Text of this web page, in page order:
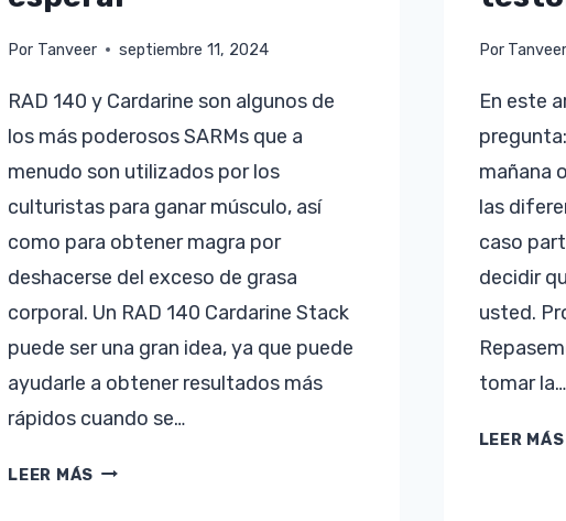
Por Tanveer septiembre 11, 2024
RAD 140 y Cardarine son algunos de
los más poderosos SARMs que a
menudo son utilizados por los
culturistas para ganar músculo, así
como para obtener magra por
deshacerse del exceso de grasa
corporal. Un RAD 140 Cardarine Stack
puede ser una gran idea, ya que puede
ayudarle a obtener resultados más
rápidos cuando se…
LEER MÁS RAD
Por Tanveer
En este
mañana
las
caso
decidir
usted.
tomar la…
LEER MÁS